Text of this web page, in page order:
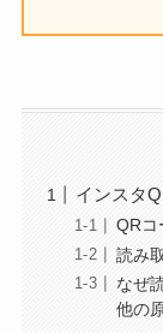
インスタ
QRコ
読み
なぜ
他の